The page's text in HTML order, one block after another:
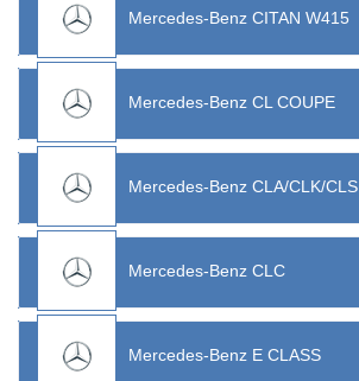
Mercedes-Benz CITAN W415
Mercedes-Benz CL COUPE
Mercedes-Benz CLA/CLK/CLS
Mercedes-Benz CLC
Mercedes-Benz E CLASS